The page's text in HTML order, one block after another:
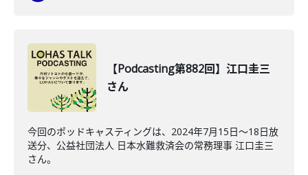
【Podcasting第882回】江口圭三
さん
今回のポッドキャスティングは、2024年7月15日〜18日放
送分、公益社団法人 日本水難救済会の常務理事 江口圭三
さん。